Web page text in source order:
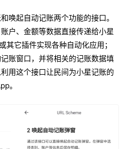
唤起自动记账两个功能的接口。
户、金额等数据直接传递给小星
其它插件实现各种自动化应用；
账窗口，并将相关的记账数据填
用这个接口让民间为小星记账的
。